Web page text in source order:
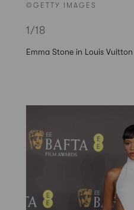
©GETTY IMAGES
1 /18
Emma Stone in Louis Vuitton